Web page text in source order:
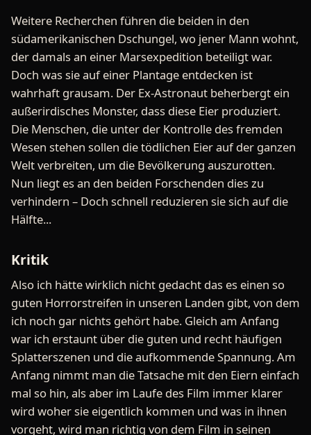
Weitere Recherchen führen die beiden in den
südamerikanischen Dschungel, wo jener Mann wohnt,
der damals an einer Marsexpedition beteiligt war.
Doch was sie auf einer Plantage entdecken ist
wahrhaft grausam. Der Ex-Astronaut beherbergt ein
außerirdisches Monster, dass diese Eier produziert.
Die Menschen, die unter der Kontrolle des fremden
Wesen stehen sollen die tödlichen Eier auf der ganzen
Welt verbreiten, um die Bevölkerung auszurotten.
Nun liegt es an den beiden Forschenden dies zu
verhindern – Doch schnell reduzieren sie sich auf die
Hälfte...
Kritik
Also ich hätte wirklich nicht gedacht das es einen so
guten Horrorstreifen in unseren Landen gibt, von dem
ich noch gar nichts gehört habe. Gleich am Anfang
war ich erstaunt über die guten und recht häufigen
Splatterszenen und die aufkommende Spannung. Am
Anfang nimmt man die Tatsache mit den Eiern einfach
mal so hin, als aber im Laufe des Film immer klarer
wird woher sie eigentlich kommen und was in ihnen
vorgeht, wird man richtig von dem Film in seinen